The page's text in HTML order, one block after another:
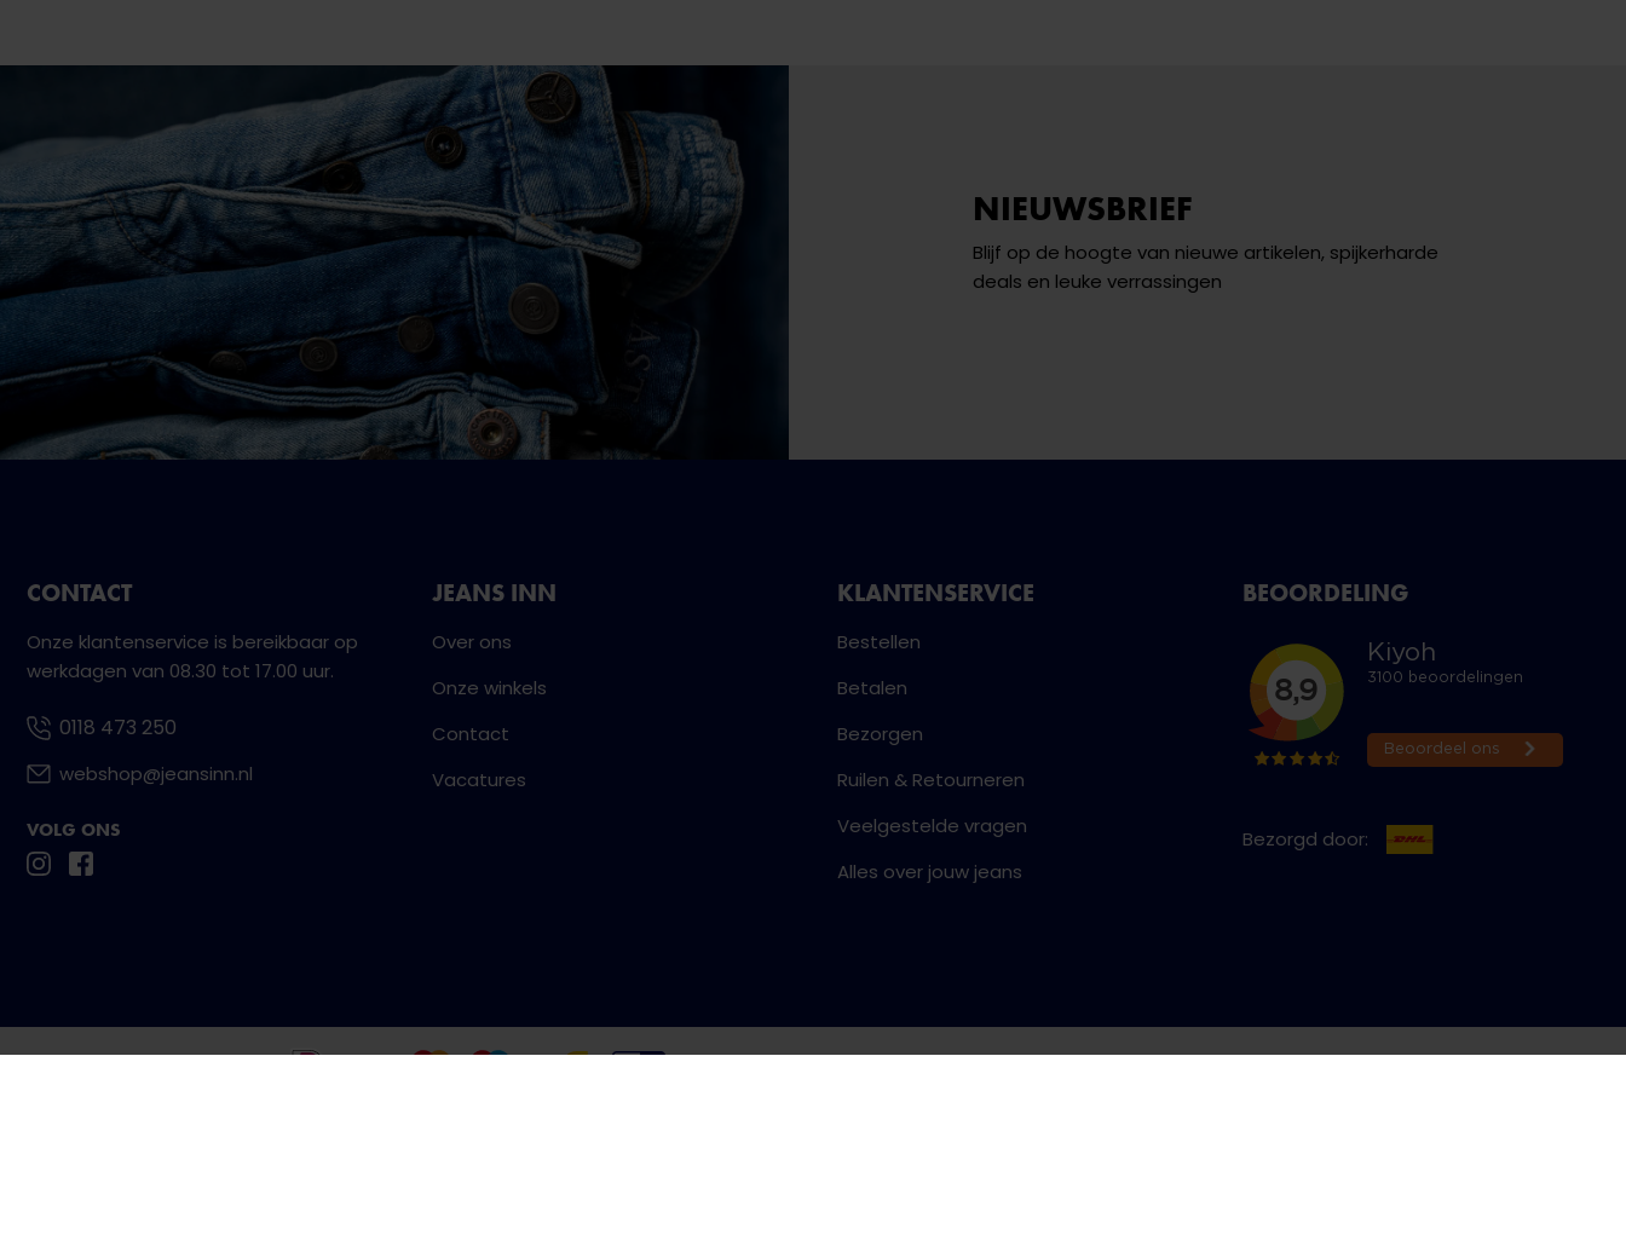
NIEUWSBRIEF
Blijf op de hoogte van nieuwe artikelen, spijkerharde
deals en leuke verrassingen
CONTACT
Onze klantenservice is bereikbaar op
werkdagen van 08.30 tot 17.00 uur.
0118 473 250
webshop@jeansinn.nl
VOLG ONS
JEANS INN
Over ons
Onze winkels
Contact
Vacatures
KLANTENSERVICE
Bestellen
Betalen
Bezorgen
Ruilen & Retourneren
Veelgestelde vragen
Alles over jouw jeans
BEOORDELING
Bezorgd door:
Betaal eenvoudig en veilig met